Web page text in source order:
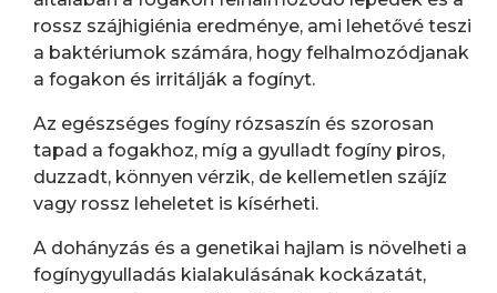
rossz szájhigiénia eredménye, ami lehetővé teszi
a baktériumok számára, hogy felhalmozódjanak
a fogakon és irritálják a fogínyt.
Az egészséges fogíny rózsaszín és szorosan
tapad a fogakhoz, míg a gyulladt fogíny piros,
duzzadt, könnyen vérzik, de kellemetlen szájíz
vagy rossz leheletet is kísérheti.
A dohányzás és a genetikai hajlam is növelheti a
fogínygyulladás kialakulásának kockázatát,